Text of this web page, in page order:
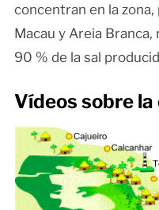
concentran en la
Macau y Areia
90 % de la sal
Vídeos sobre la